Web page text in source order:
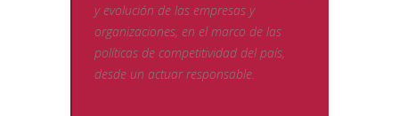
y evolución de las empresas y
organizaciones, en el marco de las
políticas de competitividad del país,
desde un actuar responsable.